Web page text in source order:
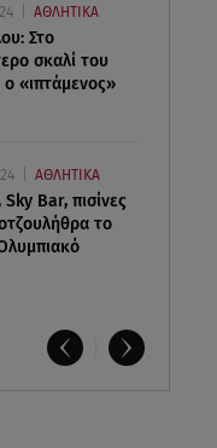
ΑΘΛΗΤΙΚΑ
Στο
σκαλί του
«ιπτάμενος»
ΑΘΛΗΤΙΚΑ
Bar, πισίνες
το